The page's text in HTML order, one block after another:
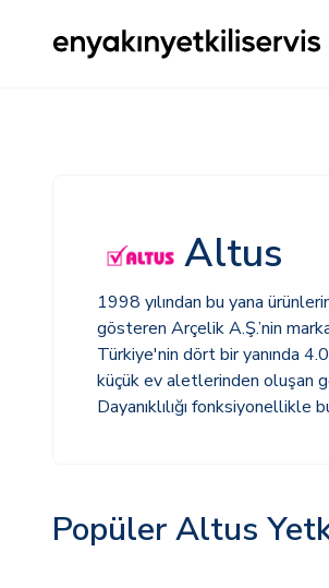
Altus
1998 yılından bu yana
gösteren Arçelik A.Ş.’nin
Türkiye'nin dört bir yanında
küçük ev aletlerinden oluşan
Dayanıklılığı
Popüler Altus